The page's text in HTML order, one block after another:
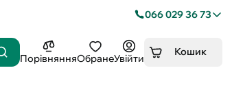
066 029 36 73
ПорівнянняОбранеУвійти
Кошик